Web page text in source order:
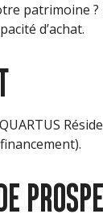
patrimoine
d’achat.